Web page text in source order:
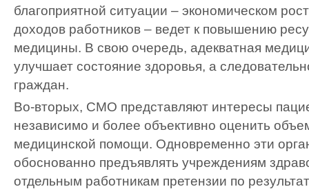
благоприятной ситуации – экономическом
доходов работников – ведет к повышению
медицины. В свою очередь, адекватная
улучшает состояние здоровья, а
граждан.
Во-вторых, СМО представляют интересы
независимо и более объективно оценить
медицинской помощи. Одновременно эти
обоснованно предъявлять учреждениям
отдельным работникам претензии по